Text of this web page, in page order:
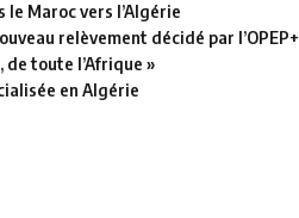
Maroc vers l’Algérie
relèvement décidé par l’OPEP+
de toute l’Afrique »
en Algérie